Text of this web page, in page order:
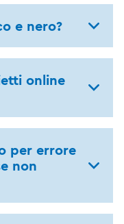
e nero?
online
per errore
non